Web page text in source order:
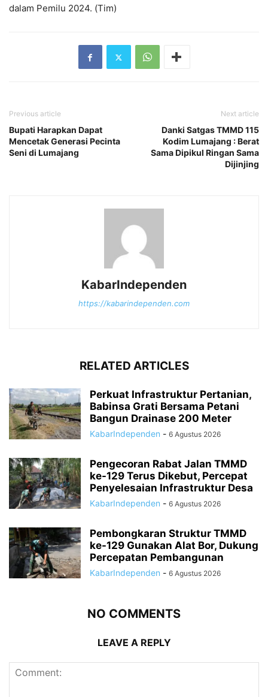
dalam Pemilu 2024. (Tim)
Previous article
Bupati Harapkan Dapat
Mencetak Generasi Pecinta
Seni di Lumajang
Next article
Danki Satgas TMMD 115
Kodim Lumajang : Berat
Sama Dipikul Ringan Sama
Dijinjing
KabarIndependen
https://kabarindependen.com
RELATED ARTICLES
Perkuat Infrastruktur Pertanian,
Babinsa Grati Bersama Petani
Bangun Drainase 200 Meter
KabarIndependen - 6 Agustus 2026
Pengecoran Rabat Jalan TMMD
ke-129 Terus Dikebut, Percepat
Penyelesaian Infrastruktur Desa
KabarIndependen - 6 Agustus 2026
Pembongkaran Struktur TMMD
ke-129 Gunakan Alat Bor, Dukung
Percepatan Pembangunan
KabarIndependen - 6 Agustus 2026
NO COMMENTS
LEAVE A REPLY